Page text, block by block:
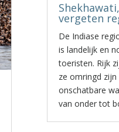
vergeten
De Indiase
is landelijk en
toeristen. Rijk
ze omringd
onschatbare
van onder tot